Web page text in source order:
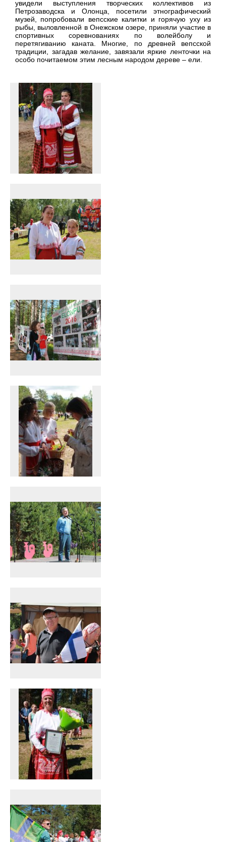
увидели выступления творческих коллективов из
Петрозаводска и Олонца, посетили этнографический
музей, попробовали вепсские калитки и горячую уху из
рыбы, выловленной в Онежском озере, приняли участие в
спортивных соревнованиях по волейболу и
перетягиванию каната. Многие, по древней вепсской
традиции, загадав желание, завязали яркие ленточки на
особо почитаемом этим лесным народом дереве – ели.